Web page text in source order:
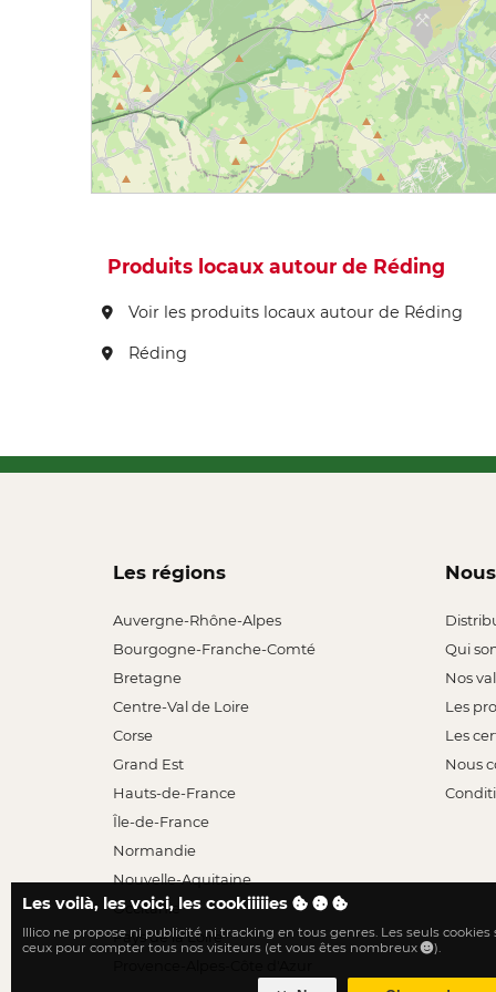
Produits locaux autour de Réding
Voir les produits locaux autour de Réding
Réding
Les régions
Auvergne-Rhône-Alpes
Bourgogne-Franche-Comté
Bretagne
Centre-Val de Loire
Corse
Grand Est
Hauts-de-France
Île-de-France
Normandie
Nouvelle-Aquitaine
Occitanie
Pays de la Loire
Qui
Nos
Les
Les
Nous
Les voilà, les voici, les cookiiiiies
Illico ne propose ni publicité ni tracking en tous genres. Les seuls cookies
ceux pour compter tous nos visiteurs (et vous êtes nombreux
).